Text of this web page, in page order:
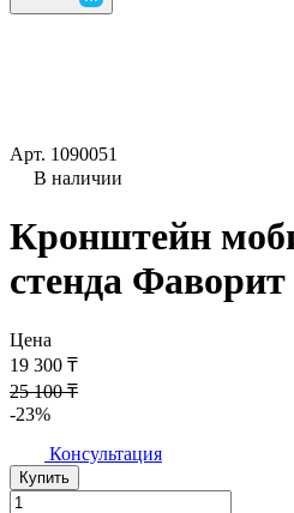
Арт. 1090051
В наличии
Кронштейн
стенда
Цена
19 300 ₸
25 100 ₸
-23%
Консультация
Купить